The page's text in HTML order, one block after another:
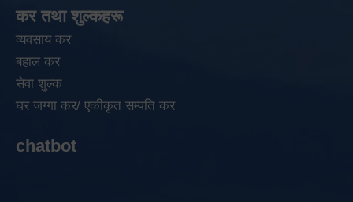
कर तथा शुल्कहरू
व्यवसाय कर
बहाल कर
सेवा शुल्क
घर जग्गा कर/ एकीकृत सम्पति कर
chatbot